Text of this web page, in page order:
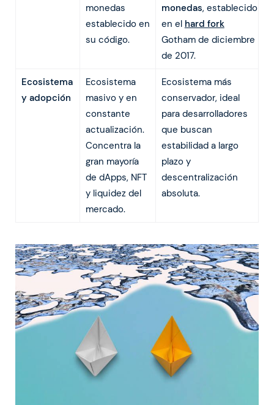
monedas
establecido en
su código.
monedas, establecido
en el hard fork
Gotham de diciembre
de 2017.
Ecosistema
y adopción
Ecosistema
masivo y en
constante
actualización.
Concentra la
gran mayoría
de dApps, NFT
y liquidez del
mercado.
Ecosistema más
conservador, ideal
para desarrolladores
que buscan
estabilidad a largo
plazo y
descentralización
absoluta.